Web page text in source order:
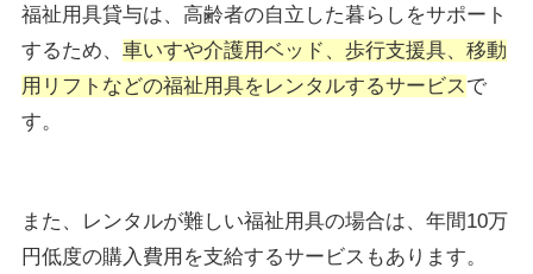
福祉用具貸与は、高齢者の自立した暮らしをサポート
するため、 車いすや介護用ベッド、歩行支援具、移動
用リフトなどの福祉用具をレンタルするサービス で
す。
また、レンタルが難しい福祉用具の場合は、年間10万
円低度の購入費用を支給するサービスもあります。